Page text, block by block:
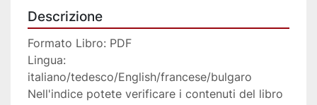
Descrizione
Formato Libro: PDF
Lingua:
italiano/tedesco/English/francese/bulgaro
Nell'indice potete verificare i contenuti del libro